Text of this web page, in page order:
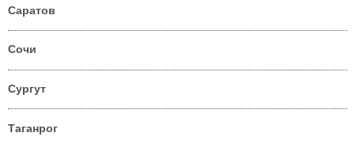
Саратов
Сочи
Сургут
Таганрог